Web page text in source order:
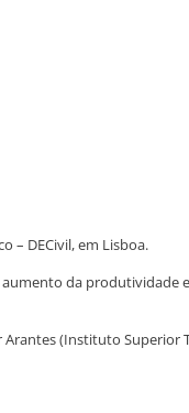
– DECivil, em Lisboa.
da produtividade
(Instituto Superior